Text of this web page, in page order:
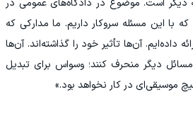
دیگر است. موضوع در دادگاه‌های عمومی در
این مسئله سروکار داریم. ما مدارکی که
داده‌ایم. آن‌ها تأثیر خود را گذاشته‌اند. آن‌ها
مسائل دیگر منحرف کنند؛ وسواس برای تبدیل
موسیقی‌ای در کار نخواهد بود.»